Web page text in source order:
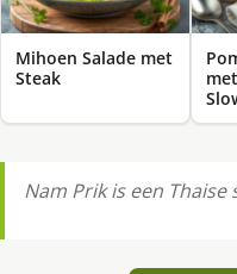
Mihoen Salade met
Steak
Nam Prik is een Thaise